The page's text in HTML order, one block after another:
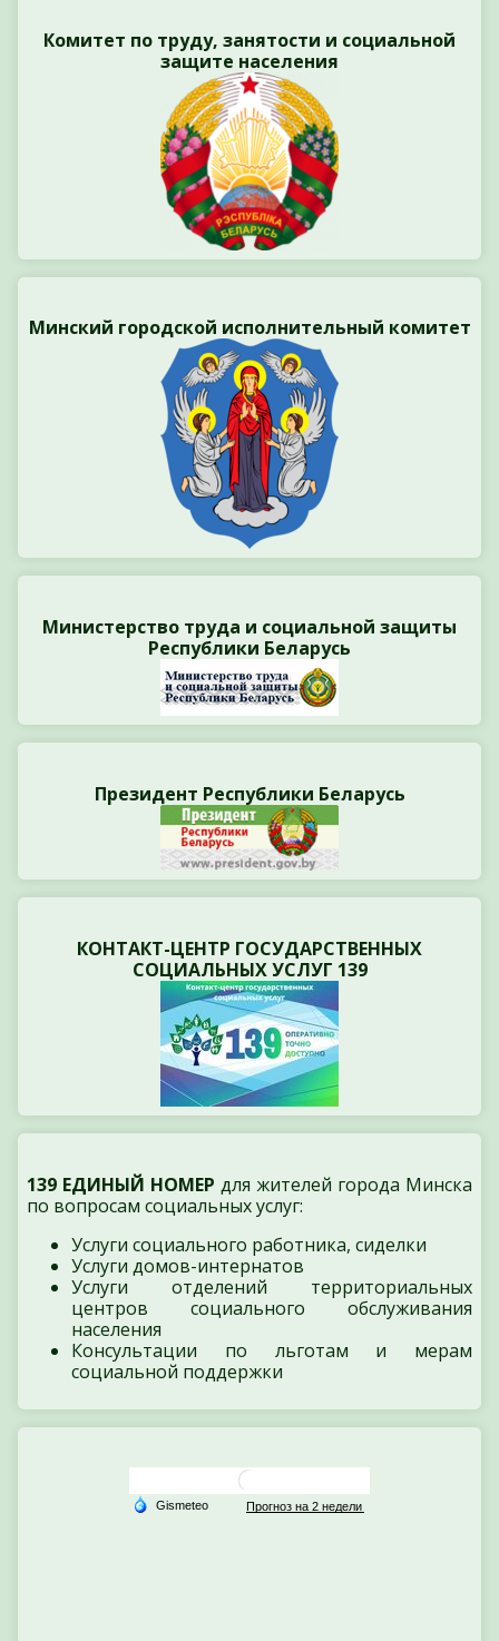
Комитет по труду, занятости и социальной
защите населения
Минский городской исполнительный комитет
Министерство труда и социальной защиты
Республики Беларусь
Президент Республики Беларусь
КОНТАКТ-ЦЕНТР ГОСУДАРСТВЕННЫХ
СОЦИАЛЬНЫХ УСЛУГ 139
139 ЕДИНЫЙ НОМЕР для жителей города Минска
по вопросам социальных услуг:
Услуги социального работника, сиделки
Услуги домов-интернатов
Услуги отделений территориальных
центров социального обслуживания
населения
Консультации по льготам и мерам
социальной поддержки